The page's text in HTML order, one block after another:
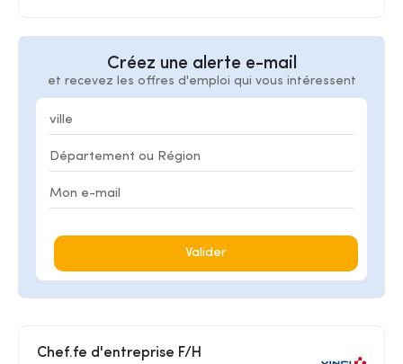
Créez une alerte e-mail
et recevez les offres d'emploi qui vous intéressent
Valider
Chef.fe d'entreprise F/H